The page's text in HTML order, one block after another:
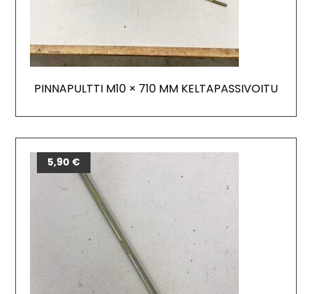
PINNAPULTTI M10 × 710 MM KELTAPASSIVOITU
5,90 €